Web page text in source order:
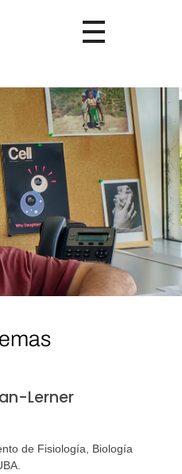
Lerner
de Fisiología, Biología